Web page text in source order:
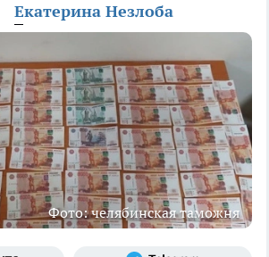
Екатерина Незлоба
Фото: челябинская таможня